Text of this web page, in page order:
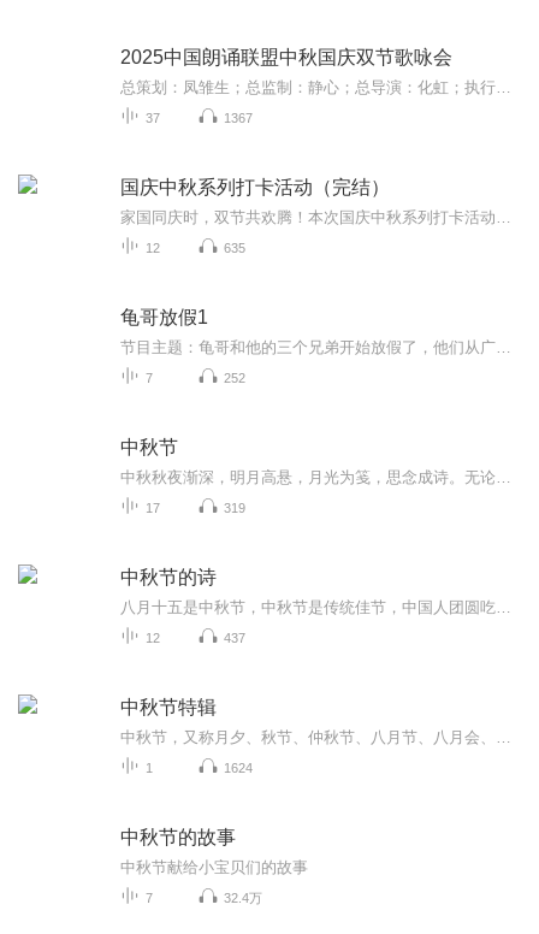
2025中国朗诵联盟中秋国庆双节歌咏会
37 1367
国庆中秋系列打卡活动（完结）
12 635
龟哥放假1
7 252
中秋节
17 319
中秋节的诗
12 437
中秋节特辑
1 1624
中秋节的故事
中秋节献给小宝贝们的故事
7 32.4万